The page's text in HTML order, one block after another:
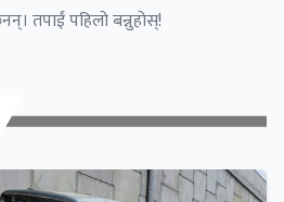
तपाईं पहिलो बन्नुहोस्!